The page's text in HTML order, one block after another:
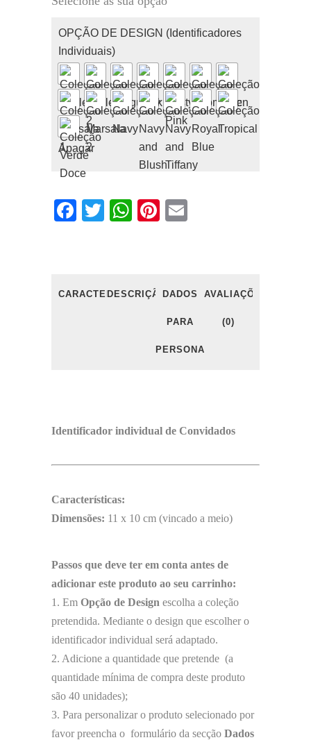
OPÇÃO DE DESIGN (Identificadores
Individuais)
Apagar
Facebook
TwitterWhatsApp
Pinterest
CARACTERÍSTICAS
DESCRIÇÃODADOS
PARA
PERSONALIZAÇÃO
AVALIAÇÕES
(0)
Identificador individual de Convidados
Características:
Dimensões: 11 x 10 cm (vincado a meio)
Passos que deve ter em conta antes de
adicionar este produto ao seu carrinho:
1. Em Opção de Design escolha a coleção
pretendida. Mediante o design que escolher o
identificador individual será adaptado.
2. Adicione a quantidade que pretende (a
quantidade mínima de compra deste produto
são 40 unidades);
3. Para personalizar o produto selecionado por
favor preencha o formulário da secção Dados